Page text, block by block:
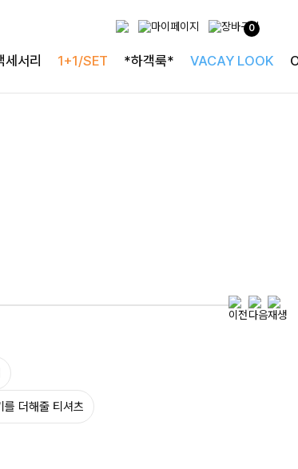
0
세서리 1+1/SET *하객룩* VACAY LOOK
별한 날을 빛내는
객룩의 정석
를 더해줄 티셔츠